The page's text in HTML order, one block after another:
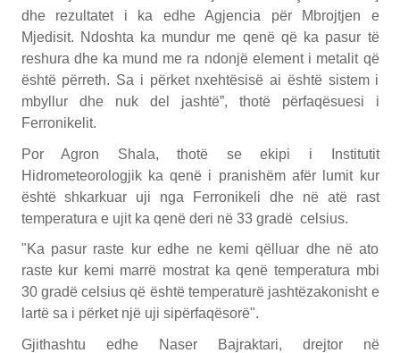
dhe rezultatet i ka edhe Agjencia për Mbrojtjen e
Mjedisit. Ndoshta ka mundur me qenë që ka pasur të
reshura dhe ka mund me ra ndonjë element i metalit që
është përreth. Sa i përket nxehtësisë ai është sistem i
mbyllur dhe nuk del jashtë”, thotë përfaqësuesi i
Ferronikelit.
Por Agron Shala, thotë se ekipi i Institutit
Hidrometeorologjik ka qenë i pranishëm afër lumit kur
është shkarkuar uji nga Ferronikeli dhe në atë rast
temperatura e ujit ka qenë deri në 33 gradë celsius.
"Ka pasur raste kur edhe ne kemi qëlluar dhe në ato
raste kur kemi marrë mostrat ka qenë temperatura mbi
30 gradë celsius që është temperaturë jashtëzakonisht e
lartë sa i përket një uji sipërfaqësorë".
Gjithashtu edhe Naser Bajraktari, drejtor në